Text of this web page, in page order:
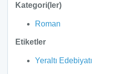
Kategori(ler)
Roman
Etiketler
Yeraltı Edebiyatı